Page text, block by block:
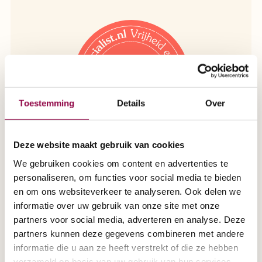
Toestemming Details Over
Deze website maakt gebruik van cookies
We gebruiken cookies om content en advertenties te
personaliseren, om functies voor social media te bieden
en om ons websiteverkeer te analyseren. Ook delen we
informatie over uw gebruik van onze site met onze
partners voor social media, adverteren en analyse. Deze
partners kunnen deze gegevens combineren met andere
informatie die u aan ze heeft verstrekt of die ze hebben
Iedereen is bij ons van harte
welkom!
Van jong tot senioren. Groot of klein.
Scootmobielspecialist is er voor